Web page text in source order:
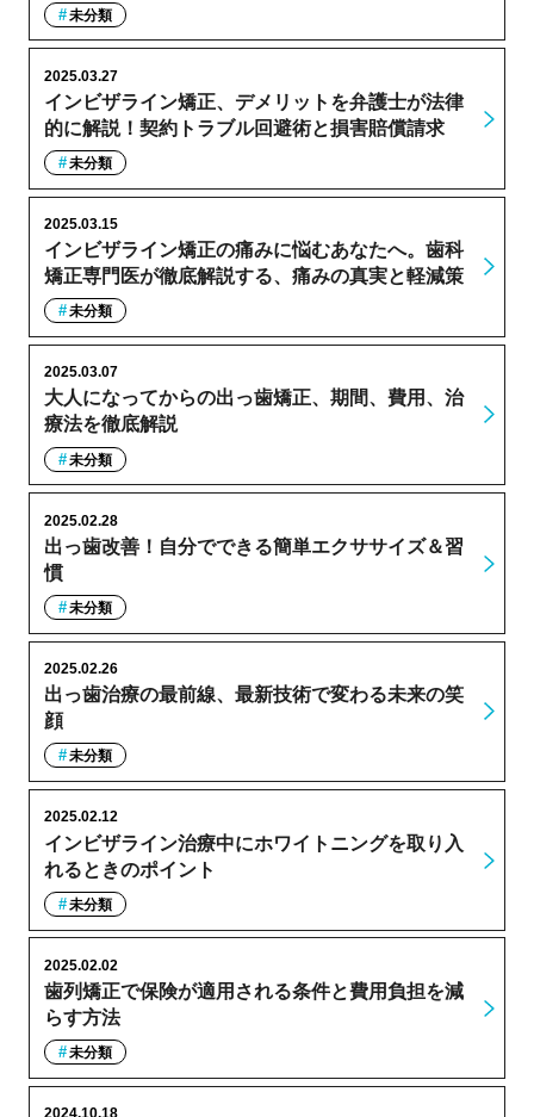
未分類
インビザライン矯正、デメリットを弁護士が法律
的に解説！契約トラブル回避術と損害賠償請求
2025.03.27
未分類
インビザライン矯正の痛みに悩むあなたへ。歯科
矯正専門医が徹底解説する、痛みの真実と軽減策
2025.03.15
未分類
大人になってからの出っ歯矯正、期間、費用、治
療法を徹底解説
2025.03.07
未分類
出っ歯改善！自分でできる簡単エクササイズ＆習
慣
2025.02.28
未分類
出っ歯治療の最前線、最新技術で変わる未来の笑
顔
2025.02.26
未分類
インビザライン治療中にホワイトニングを取り入
れるときのポイント
2025.02.12
未分類
歯列矯正で保険が適用される条件と費用負担を減
らす方法
2025.02.02
未分類
2024.10.18